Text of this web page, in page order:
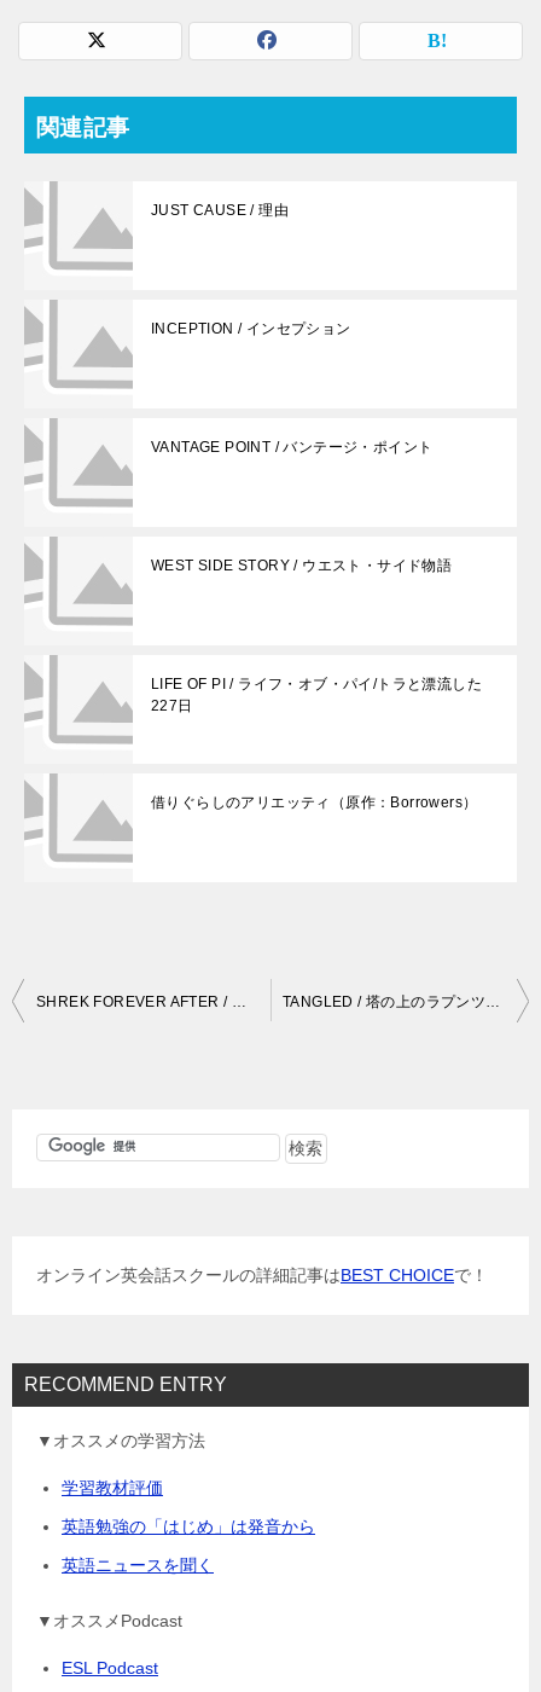
関連記事
JUST CAUSE / 理由
INCEPTION / インセプション
VANTAGE POINT / バンテージ・ポイント
WEST SIDE STORY / ウエスト・サイド物語
LIFE OF PI / ライフ・オブ・パイ/トラと漂流した
227日
借りぐらしのアリエッティ（原作：Borrowers）
投
オンライン英会話スクールの詳細記事はBEST CHOICEで！
RECOMMEND ENTRY
▼オススメの学習方法
学習教材評価
英語勉強の「はじめ」は発音から
英語ニュースを聞く
▼オススメPodcast
ESL Podcast